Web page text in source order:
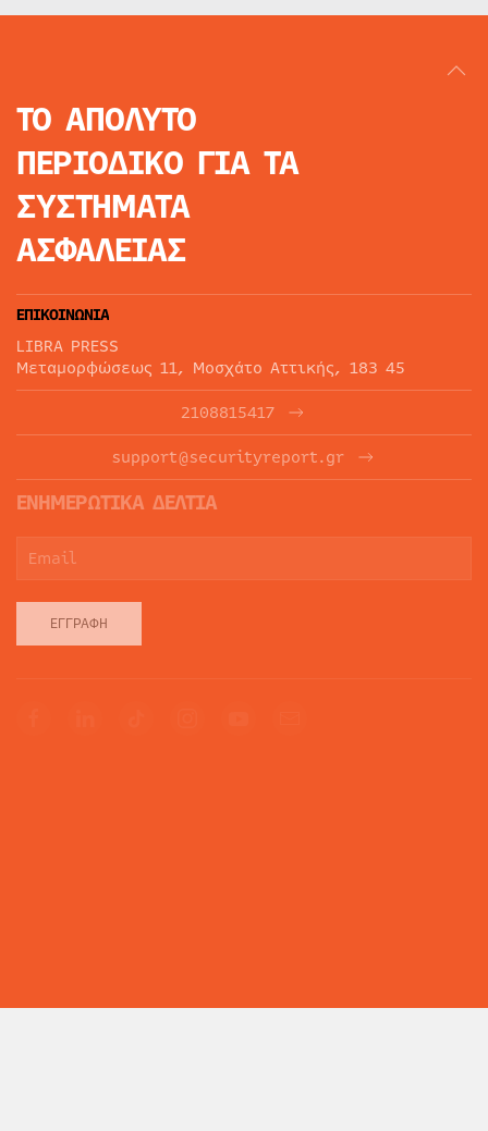
ΤΟ ΑΠΟΛΥΤΟ
ΠΕΡΙΟΔΙΚΟ ΓΙΑ ΤΑ
ΣΥΣΤΗΜΑΤΑ
ΑΣΦΑΛΕΙΑΣ
ΕΠΙΚΟΙΝΩΝΙΑ
LIBRA PRESS
Μεταμορφώσεως 11, Μοσχάτο Αττικής, 183 45
2108815417
support@securityreport.gr
ΕΝΗΜΕΡΩΤΙΚΑ ΔΕΛΤΙΑ
ΕΓΓΡΑΦΉ